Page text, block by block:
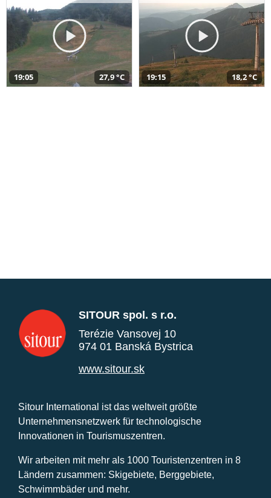
19:05 27,9 °C 19:15 18,2 °C
SITOUR spol. s r.o.
Terézie Vansovej 10
974 01 Banská Bystrica
www.sitour.sk
Sitour International ist das weltweit größte
Unternehmensnetzwerk für technologische
Innovationen in Tourismuszentren.
Wir arbeiten mit mehr als 1000 Touristenzentren in 8
Ländern zusammen: Skigebiete, Berggebiete,
Schwimmbäder und mehr.